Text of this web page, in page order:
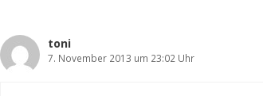
toni
7. November 2013 um 23:02 Uhr